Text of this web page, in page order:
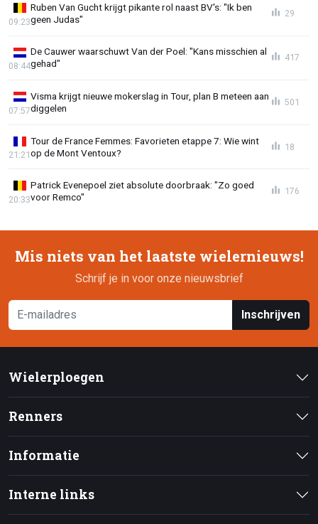
Ruben Van Gucht krijgt pikante rol naast BV's: "Ik ben
geen Judas"
09:23
29
De Cauwer waarschuwt Van der Poel: "Kans misschien al
gehad"
08:44
417
Visma krijgt nieuwe mokerslag in Tour, plan B meteen aan
diggelen
07:57
501
Tour de France Femmes: Favorieten etappe 7: Wie wint
op de Mont Ventoux?
21:21
18
Patrick Evenepoel ziet absolute doorbraak: "Zo goed
voor Remco"
20:33
176
Mis niets van het laatste wielernieuws!
Schrijf je in voor onze nieuwsbrief
Inschrijven
Wielerploegen
Renners
Informatie
Interne links